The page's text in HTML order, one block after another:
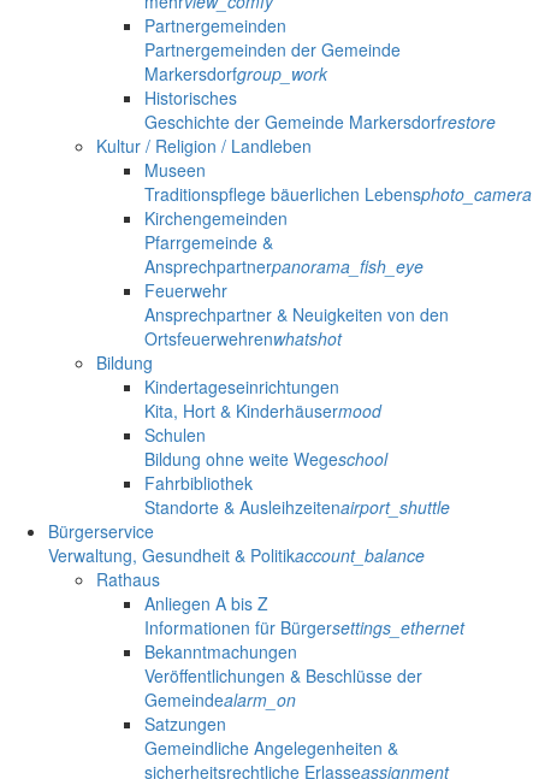
Partnergemeinden
Partnergemeinden der Gemeinde
Markersdorfgroup_work
Historisches
Geschichte der Gemeinde Markersdorfrestore
Kultur / Religion / Landleben
Museen
Traditionspflege bäuerlichen Lebensphoto_camera
Kirchengemeinden
Pfarrgemeinde &
Ansprechpartnerpanorama_fish_eye
Feuerwehr
Ansprechpartner & Neuigkeiten von den
Ortsfeuerwehrenwhatshot
Bildung
Kindertageseinrichtungen
Kita, Hort & Kinderhäusermood
Schulen
Bildung ohne weite Wegeschool
Fahrbibliothek
Standorte & Ausleihzeitenairport_shuttle
Bürgerservice
Verwaltung, Gesundheit & Politikaccount_balance
Rathaus
Anliegen A bis Z
Informationen für Bürgersettings_ethernet
Bekanntmachungen
Veröffentlichungen & Beschlüsse der
Gemeindealarm_on
Satzungen
Gemeindliche Angelegenheiten &
sicherheitsrechtliche Erlasseassignment